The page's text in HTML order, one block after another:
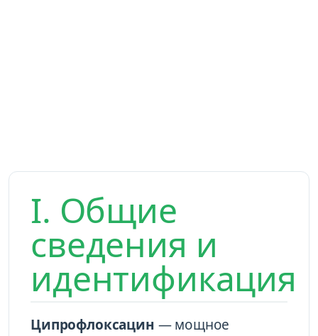
I. Общие
сведения и
идентификация
Ципрофлоксацин — мощное